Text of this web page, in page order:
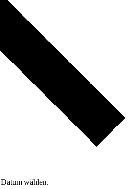
Datum wählen.